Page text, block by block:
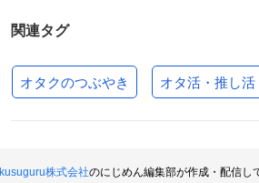
関連タグ
オタクのつぶやき オタ活・推し活
kusuguru株式会社のにじめん編集部が作成・配信し